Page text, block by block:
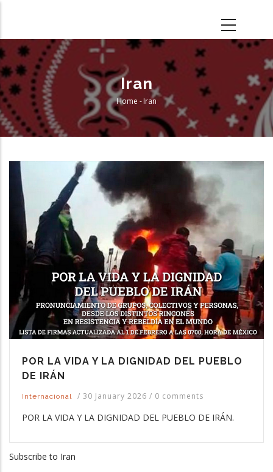
main
content
Iran
Breadcrumb
Home -Iran
POR LA VIDA Y LA DIGNIDAD DEL PUEBLO
DE IRÁN
Internacional / 30 January 2026 / 0 comments
POR LA VIDA Y LA DIGNIDAD DEL PUEBLO DE IRÁN.
Subscribe to Iran